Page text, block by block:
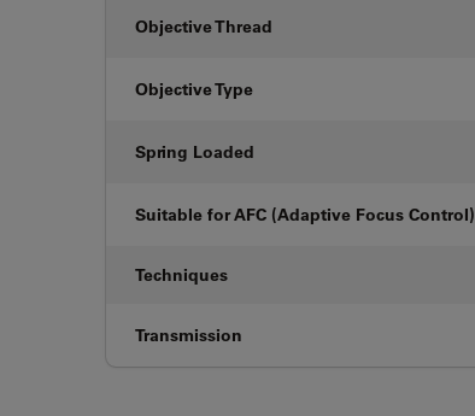
Objective Thread
Objective Type
Spring Loaded
Suitable for AFC (Adaptive Focus Control)
Techniques
Transmission